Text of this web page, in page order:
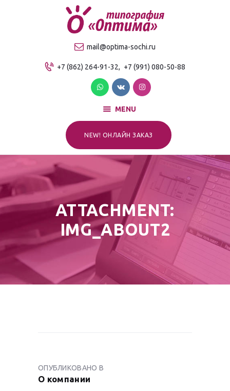
mail@optima-sochi.ru
+7 (862) 264-91-32, +7 (991) 080-50-88
MENU
NEW! ОНЛАЙН ЗАКАЗ
ATTACHMENT:
IMG_ABOUT2
Качественная типография в Сочи
О компании
Продукция
Услуги
Прайс-лист
Для клиентов
ПО
ЗАПИСЯМ
ОПУБЛИКОВАНО В
О компании